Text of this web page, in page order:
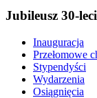
Jubileusz 30-
Inauguracja
Przełomowe
Stypendyści
Wydarzenia
Osiągnięcia